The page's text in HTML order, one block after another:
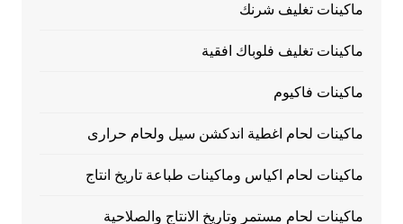
ماكينات تغليف شرنك
ماكينات تغليف فلوباك افقية
ماكينات فاكيوم
ماكينات لحام اغطية اندكشن سيل ولحام حرارى
ماكينات لحام اكياس وماكينات طباعة تاريخ انتاج
ماكينات لحام مستمر وتاريخ الانتاج والصلاحية